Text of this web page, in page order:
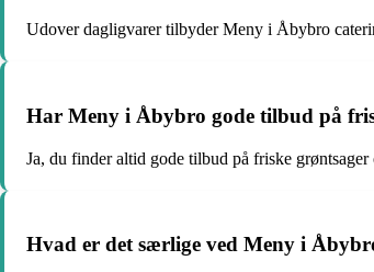
Udover dagligvarer tilbyder Meny i Åbybro
Har Meny i Åbybro gode tilbud på
Ja, du finder altid gode tilbud på friske
Hvad er det særlige ved Meny i